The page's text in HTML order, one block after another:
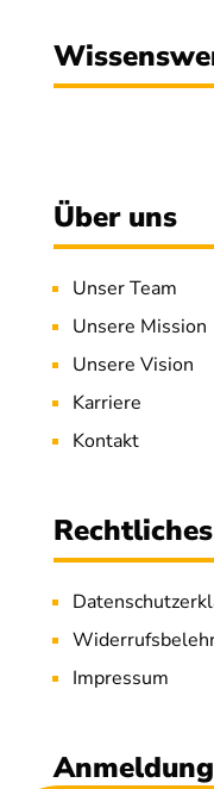
Über uns
Unser Team
Unsere Mission
Unsere Vision
Karriere
Kontakt
Rechtliches
Impressum